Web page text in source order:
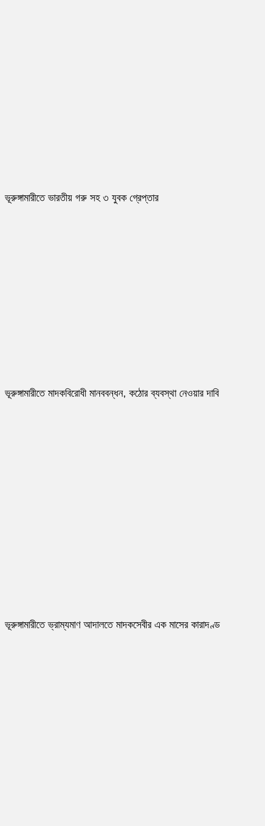
ভূরুঙ্গামারীতে ভারতীয় গরু সহ ৩ যুবক গ্রেপ্তার
ভূরুঙ্গামারীতে মাদকবিরোধী মানববন্ধন, কঠোর ব্যবস্থা নেওয়ার দাবি
ভূরুঙ্গামারীতে ভ্রাম্যমাণ আদালতে মাদকসেবীর এক মাসের কারাদণ্ড